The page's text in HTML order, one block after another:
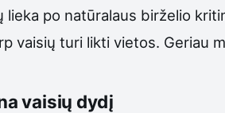
lieka po natūralaus birželio
vaisių turi likti vietos.
vaisių dydį